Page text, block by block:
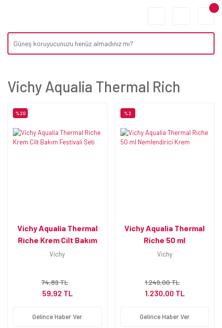
Vichy Aqualia Thermal Rich
%20
Vichy Aqualia Thermal
Riche Krem Cilt Bakım
Festivali Seti
Vichy
74,89 TL
59,92 TL
Gelince Haber Ver
%2
Vichy Aqualia Thermal
Riche 50 ml
Nemlendirici Krem
Vichy
1.249,00 TL
1.230,00 TL
Gelince Haber Ver